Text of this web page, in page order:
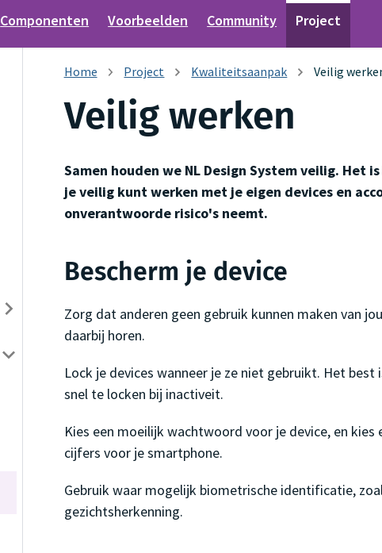
Componenten Voorbeelden Community Project
Project Kwaliteitsaanpak Veilig
Veilig werken
Samen houden we NL Design System veilig. Het
je veilig kunt werken met je eigen devices en
onverantwoorde risico's neemt.
Bescherm je device
Zorg dat anderen geen gebruik kunnen maken van
daarbij horen.
Lock je devices wanneer je ze niet gebruikt. Het
snel te locken bij inactiveit.
Kies een moeilijk wachtwoord voor je device, en kies
cijfers voor je smartphone.
Gebruik waar mogelijk biometrische identificatie,
gezichtsherkenning.